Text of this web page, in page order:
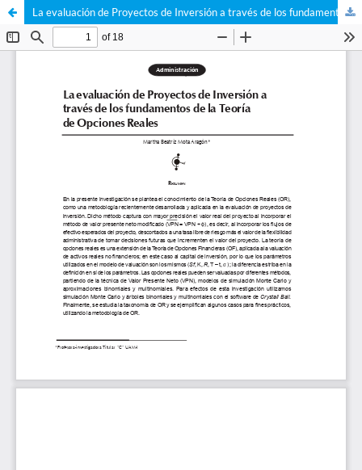
La evaluación de Proyectos de Inversión a través de los fundamentos de la Teoría de Opciones Reales